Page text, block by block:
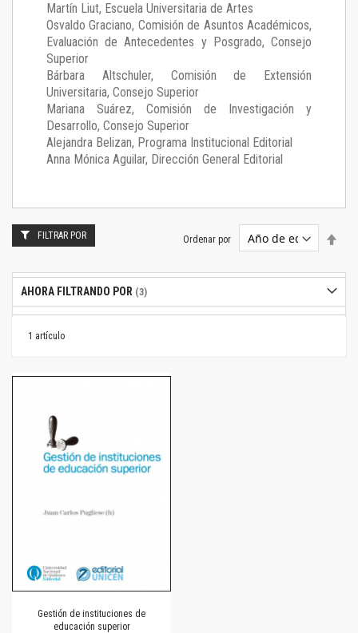
Martín Liut, Escuela Universitaria de Artes
Osvaldo Graciano, Comisión de Asuntos Académicos,
Evaluación de Antecedentes y Posgrado, Consejo
Superior
Bárbara Altschuler, Comisión de Extensión
Universitaria, Consejo Superior
Mariana Suárez, Comisión de Investigación y
Desarrollo, Consejo Superior
Alejandra Belizan, Programa Institucional Editorial
Anna Mónica Aguilar, Dirección General Editorial
1 artículo
Ordenar por
Gestión de instituciones de
educación superior
FILTRAR POR
AHORA FILTRANDO POR